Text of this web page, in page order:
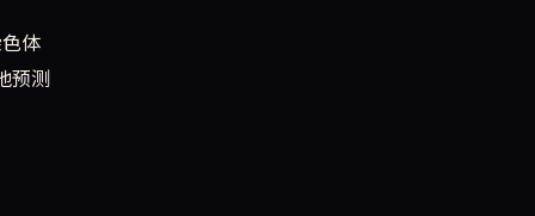
体
预测